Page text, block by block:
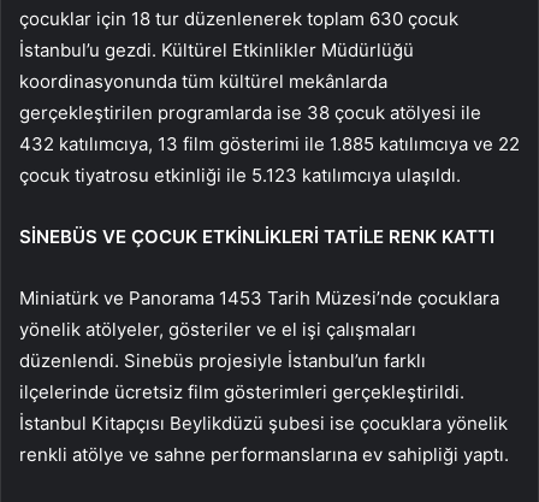
çocuklar için 18 tur düzenlenerek toplam 630 çocuk
İstanbul’u gezdi. Kültürel Etkinlikler Müdürlüğü
koordinasyonunda tüm kültürel mekânlarda
gerçekleştirilen programlarda ise 38 çocuk atölyesi ile
432 katılımcıya, 13 film gösterimi ile 1.885 katılımcıya ve 22
çocuk tiyatrosu etkinliği ile 5.123 katılımcıya ulaşıldı.
SİNEBÜS VE ÇOCUK ETKİNLİKLERİ TATİLE RENK KATTI
Miniatürk ve Panorama 1453 Tarih Müzesi’nde çocuklara
yönelik atölyeler, gösteriler ve el işi çalışmaları
düzenlendi. Sinebüs projesiyle İstanbul’un farklı
ilçelerinde ücretsiz film gösterimleri gerçekleştirildi.
İstanbul Kitapçısı Beylikdüzü şubesi ise çocuklara yönelik
renkli atölye ve sahne performanslarına ev sahipliği yaptı.